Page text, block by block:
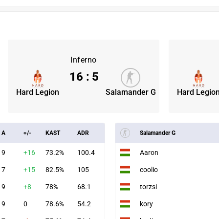
Inferno
Hard Legion Salamander G
16 : 5
Hard
A +/- KAST ADR
9 +16 73.2% 100.4
7 +15 82.5% 105
9 +8 78% 68.1
9 0 78.6% 54.2
Salamander G
Aaron
coolio
torzsi
kory